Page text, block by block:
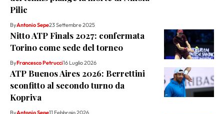
Pilic
ByAntonio Sepe23 Settembre 2025
Nitto ATP Finals 2027: confermata
Torino come sede del torneo
ByFrancesco Petrucci16 Luglio 2026
ATP Buenos Aires 2026: Berrettini
sconfitto al secondo turno da
Kopriva
ByAntonio Sepe11 Febbraio 2026